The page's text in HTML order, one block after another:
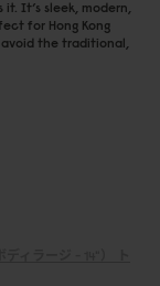
It’s sleek, modern,
for Hong Kong
the traditional,